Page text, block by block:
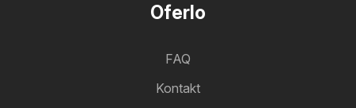
Oferlo
FAQ
Kontakt